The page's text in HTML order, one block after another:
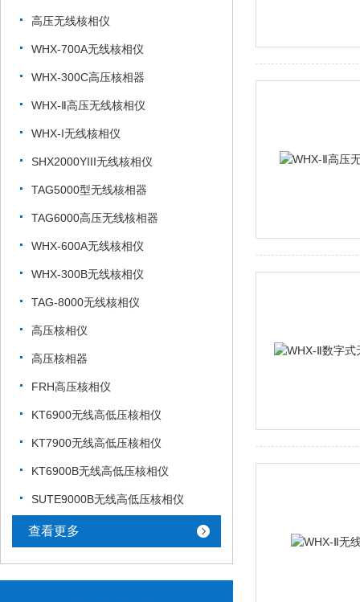
高压无线核相仪
WHX-700A无线核相仪
WHX-300C高压核相器
WHX-Ⅱ高压无线核相仪
WHX-I无线核相仪
SHX2000YIII无线核相仪
TAG5000型无线核相器
TAG6000高压无线核相器
WHX-600A无线核相仪
WHX-300B无线核相仪
TAG-8000无线核相仪
高压核相仪
高压核相器
FRH高压核相仪
KT6900无线高低压核相仪
KT7900无线高低压核相仪
KT6900B无线高低压核相仪
SUTE9000B无线高低压核相仪
查看更多